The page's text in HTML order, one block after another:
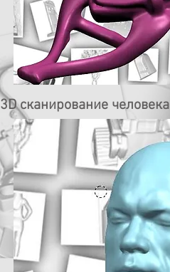
3D сканирование человека